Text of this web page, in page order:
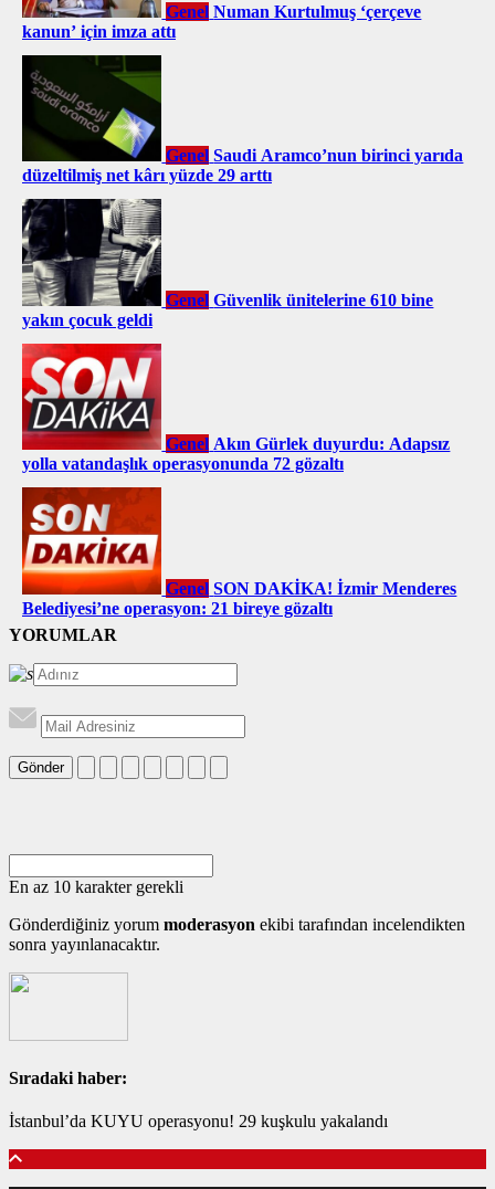
Genel Numan Kurtulmuş ‘çerçeve
kanun’ için imza attı
Genel Saudi Aramco’nun birinci yarıda
düzeltilmiş net kârı yüzde 29 arttı
Genel Güvenlik ünitelerine 610 bine
yakın çocuk geldi
Genel Akın Gürlek duyurdu: Adapsız
yolla vatandaşlık operasyonunda 72 gözaltı
Genel SON DAKİKA! İzmir Menderes
Belediyesi’ne operasyon: 21 bireye gözaltı
YORUMLAR
Gönder
En az 10 karakter gerekli
Gönderdiğiniz yorum moderasyon ekibi tarafından incelendikten
sonra yayınlanacaktır.
Sıradaki haber:
İstanbul’da KUYU operasyonu! 29 kuşkulu yakalandı